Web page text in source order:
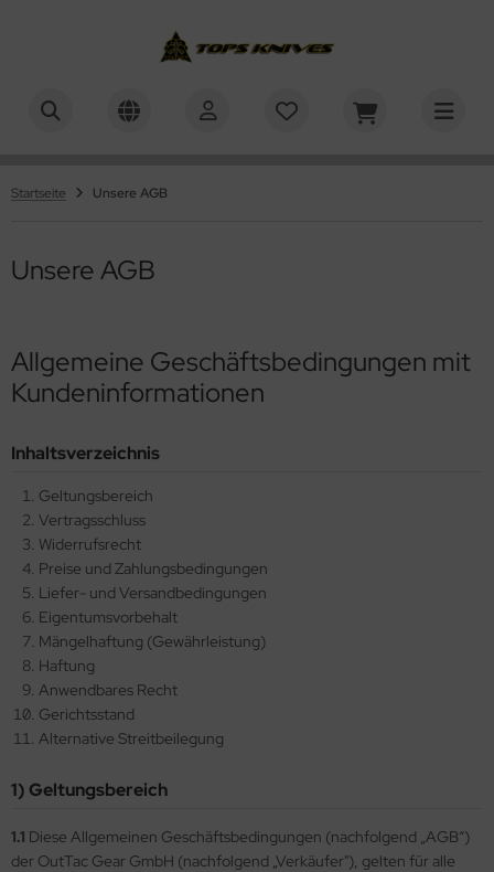
Startseite Unsere AGB
Unsere AGB
Allgemeine Geschäftsbedingungen mit
Kundeninformationen
Inhaltsverzeichnis
Geltungsbereich
Vertragsschluss
Widerrufsrecht
Preise und Zahlungsbedingungen
Liefer- und Versandbedingungen
Eigentumsvorbehalt
Mängelhaftung (Gewährleistung)
Haftung
Anwendbares Recht
Gerichtsstand
Alternative Streitbeilegung
1) Geltungsbereich
1.1 Diese Allgemeinen Geschäftsbedingungen (nachfolgend „AGB“)
der OutTac Gear GmbH (nachfolgend „Verkäufer"), gelten für alle